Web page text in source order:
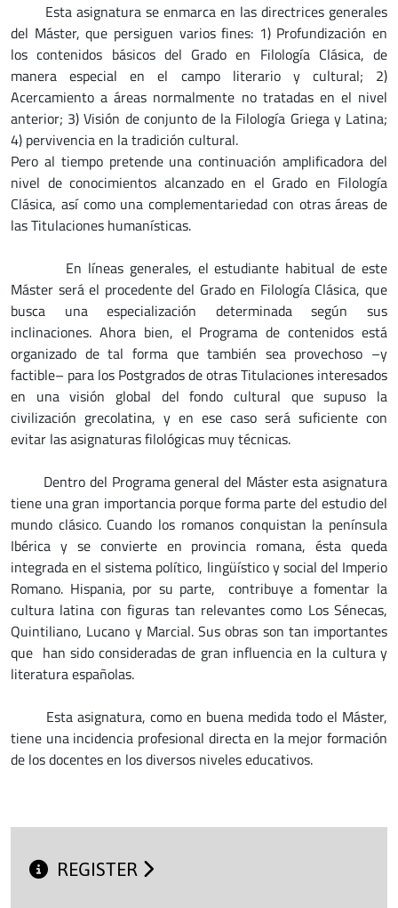
Esta asignatura se enmarca en las directrices generales
del Máster, que persiguen varios fines: 1) Profundización en
los contenidos básicos del Grado en Filología Clásica, de
manera especial en el campo literario y cultural; 2)
Acercamiento a áreas normalmente no tratadas en el nivel
anterior; 3) Visión de conjunto de la Filología Griega y Latina;
4) pervivencia en la tradición cultural.
Pero al tiempo pretende una continuación amplificadora del
nivel de conocimientos alcanzado en el Grado en Filología
Clásica, así como una complementariedad con otras áreas de
las Titulaciones humanísticas.
En líneas generales, el estudiante habitual de este
Máster será el procedente del Grado en Filología Clásica, que
busca una especialización determinada según sus
inclinaciones. Ahora bien, el Programa de contenidos está
organizado de tal forma que también sea provechoso –y
factible– para los Postgrados de otras Titulaciones interesados
en una visión global del fondo cultural que supuso la
civilización grecolatina, y en ese caso será suficiente con
evitar las asignaturas filológicas muy técnicas.
Dentro del Programa general del Máster esta asignatura
tiene una gran importancia porque forma parte del estudio del
mundo clásico. Cuando los romanos conquistan la península
Ibérica y se convierte en provincia romana, ésta queda
integrada en el sistema político, lingüístico y social del Imperio
Romano. Hispania, por su parte, contribuye a fomentar la
cultura latina con figuras tan relevantes como Los Sénecas,
Quintiliano, Lucano y Marcial. Sus obras son tan importantes
que han sido consideradas de gran influencia en la cultura y
literatura españolas.
Esta asignatura, como en buena medida todo el Máster,
tiene una incidencia profesional directa en la mejor formación
de los docentes en los diversos niveles educativos.
REGISTER